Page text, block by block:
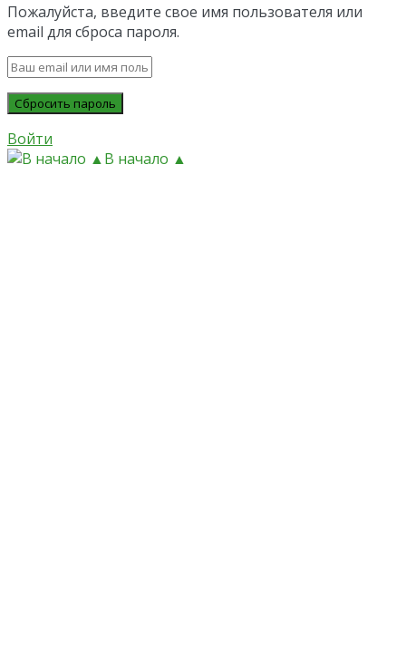
Пожалуйста, введите свое имя пользователя или
email для сброса пароля.
Войти
В начало ▲